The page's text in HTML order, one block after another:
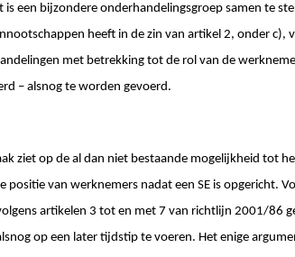
is een bijzondere onderhandelingsgroep samen te
heeft in de zin van artikel 2, onder
met betrekking tot de rol van de
– alsnog te worden gevoerd.
ziet op de al dan niet bestaande mogelijkheid tot
van werknemers nadat een SE is opgericht.
artikelen 3 tot en met 7 van richtlijn 2001/86
op een later tijdstip te voeren. Het enige